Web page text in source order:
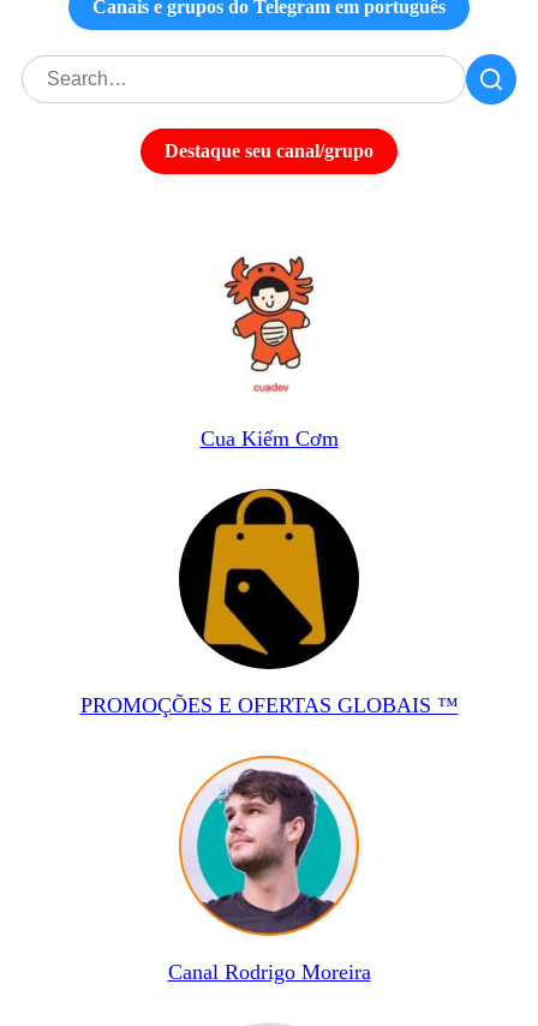
Canais e grupos do Telegram em português
Destaque seu canal/grupo
Cua Kiếm Cơm
PROMOÇÕES E OFERTAS GLOBAIS ™
Canal Rodrigo Moreira